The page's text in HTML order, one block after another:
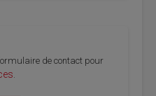
de contact pour
.